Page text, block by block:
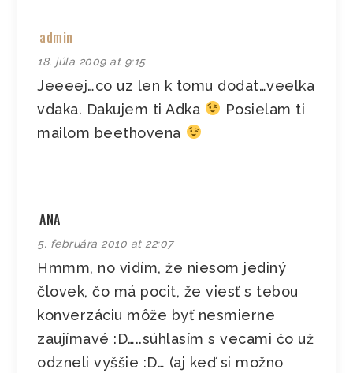
admin
18. júla 2009 at 9:15
Jeeeej…co uz len k tomu dodat…veelka
vdaka. Dakujem ti Adka
Posielam ti
mailom beethovena
ANA
5. februára 2010 at 22:07
Hmmm, no vidím, že niesom jediný
človek, čo má pocit, že viesť s tebou
konverzáciu môže byť nesmierne
zaujímavé :D…..súhlasím s vecami čo už
odzneli vyššie :D… (aj keď si možno